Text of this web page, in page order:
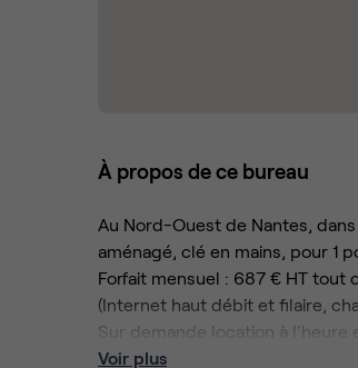
À propos de ce bureau
Au Nord-Ouest de Nantes,
aménagé, clé en mains, pour 1
Forfait mensuel : 687 € HT tout
(Internet haut débit et filaire,
Sur demande location à l'heure
Voir plus